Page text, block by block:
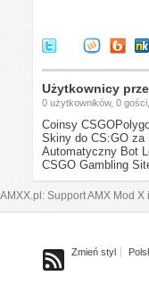
Użytkownicy
0 użytkowników, 0
Coinsy
Skiny do CS:GO za
Automatyczny Bot
CSGO Gambling
AMXX.pl: Support AMX Mod X
Zmień styl